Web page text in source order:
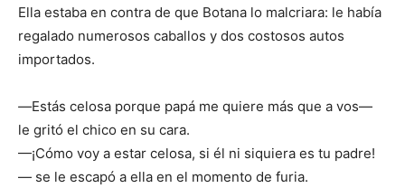
Ella estaba en contra de que Botana lo malcriara: le había
regalado numerosos caballos y dos costosos autos
importados.
—Estás celosa porque papá me quiere más que a vos—
le gritó el chico en su cara.
—¡Cómo voy a estar celosa, si él ni siquiera es tu padre!
— se le escapó a ella en el momento de furia.